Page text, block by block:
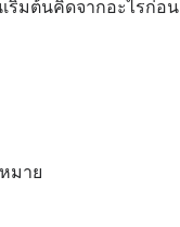
ริ่มต้นคิดจากอะไรก่อน
มาย